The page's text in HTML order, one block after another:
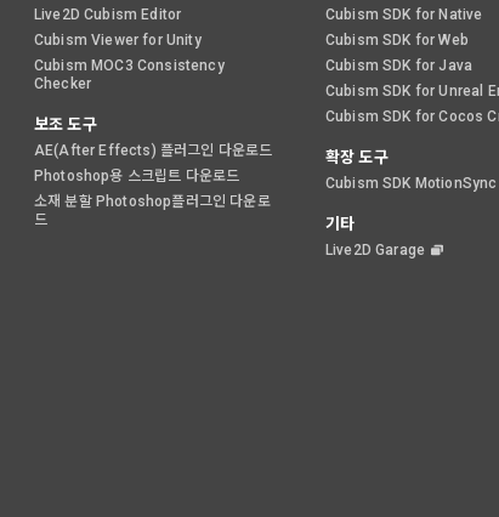
Live2D Cubism Editor
Cubism Viewer for Unity
Cubism MOC3 Consistency
Checker
보조 도구
AE(After Effects) 플러그인 다운로드
Photoshop용 스크립트 다운로드
소재 분할 Photoshop플러그인 다운로
드
Cubism SDK for Native
Cubism SDK for Web
Cubism SDK for Java
Cubism SDK for Unreal
Cubism SDK for Cocos
확장 도구
Cubism SDK
기타
Live2D Garage